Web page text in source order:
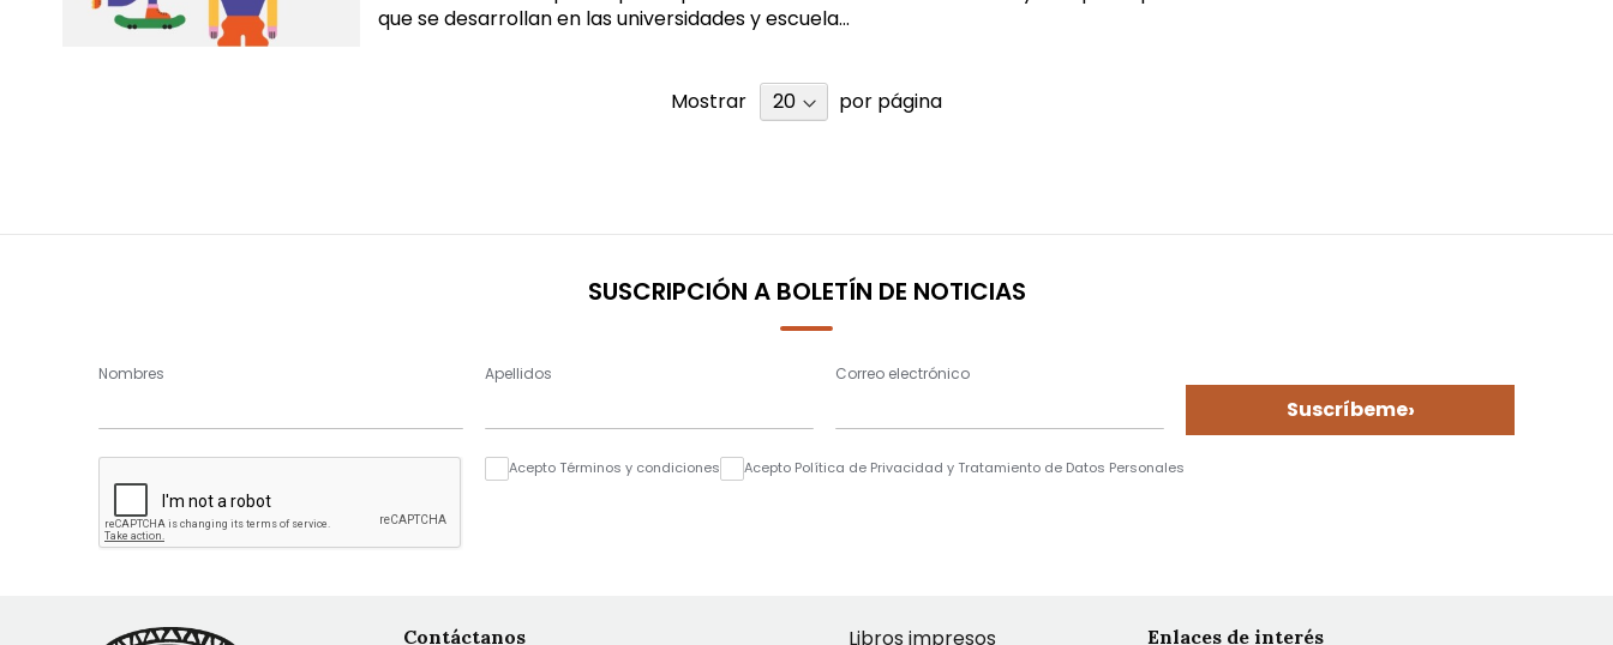
que se desarrollan en las universidades y escuela...
Mostrar por página
SUSCRIPCIÓN A BOLETÍN DE NOTICIAS
Nombres Apellidos Correo electrónico
Suscríbeme›
Acepto Términos y condiciones Acepto Política de Privacidad y Tratamiento de Datos Personales
Contáctanos Libros impresos Enlaces de interés